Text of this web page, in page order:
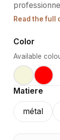
pratiques et
Usage /
fauteuil
restauration,
conception
l’espace. Il
qu’aux
permet une
Read the full
Color
Available
Matiere
métal